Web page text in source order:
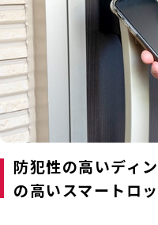
防犯性の高いディ
の高いスマートロ